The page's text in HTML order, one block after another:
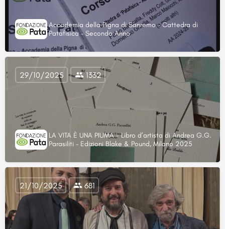
Accademia della Pigna di Sanremo – Cattedra di
Patafisica – Secondo Anno
LA VITA È UNA PIUMA - Libro d’artista di Andrea G.G.
Parasiliti – Edizioni Blake & Pound, Milano 2025
29/10/2025 1332
21/10/2025 681